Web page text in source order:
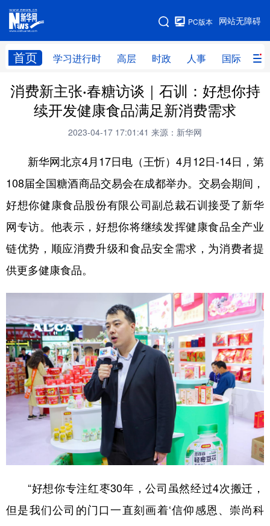
网站无障碍
PC版本
首页 学习进行时 高层 时政 人事 国际 财
网站地图
学习进行时 高层 时政 人事
国际 财经 网评 港澳
科技 科创 量子 体育
文化 书画 健康 军事
法律 中央文件 金融 汽车
食品
学术中国 乡村振兴 银龄 溯源中国
城市 旅游 能源 会展
彩票 娱乐 时尚 悦读
公益 一带一路 亚太网 上市公司
文化产业
地方频道
北京 天津 河北 山西
辽宁 吉林 上海 江苏
浙江 安徽 福建 江西
消费新主张·春糖访谈｜石训：好想你持
续开发健康食品满足新消费需求
2023-04-17 17:01:41 来源：新华网
新华网北京4月17日电（王忻）4月12日-14日，第
108届全国糖酒商品交易会在成都举办。交易会期间，
好想你健康食品股份有限公司副总裁石训接受了新华
网专访。他表示，好想你将继续发挥健康食品全产业
链优势，顺应消费升级和食品安全需求，为消费者提
供更多健康食品。
“好想你专注红枣30年，公司虽然经过4次搬迁，
但是我们公司的门口一直刻画着‘信仰感恩、崇尚科